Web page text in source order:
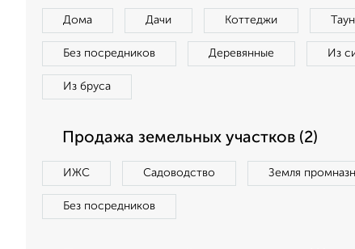
Дома Дачи Коттеджи
Без посредников Деревянные Из
Из бруса
Продажа земельных участков (2)
ИЖС Садоводство Земля
Без посредников